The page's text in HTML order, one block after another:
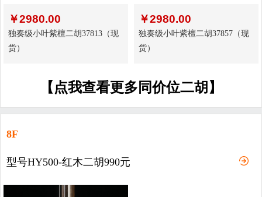
￥2980.00
独奏级小叶紫檀二胡37813（现
货）
￥2980.00
独奏级小叶紫檀二胡37857（现
货）
【点我查看更多同价位二胡】
8F
型号HY500-红木二胡990元